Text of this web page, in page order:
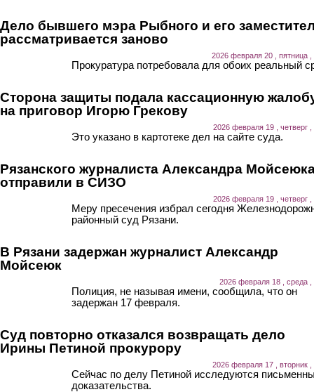
Дело бывшего мэра Рыбного и его
рассматривается заново
2026 февраля 20 , пятница ,
Прокуратура потребовала для обоих реальный
Сторона защиты подала кассационную
на приговор Игорю Грекову
2026 февраля 19 , четверг ,
Это указано в картотеке дел на сайте суда.
Рязанского журналиста Александра
отправили в СИЗО
2026 февраля 19 , четверг ,
Меру пресечения избрал сегодня
районный суд Рязани.
В Рязани задержан журналист Александр
Мойсеюк
2026 февраля 18 , среда ,
Полиция, не называя имени, сообщила, что он
задержан 17 февраля.
Суд повторно отказался возвращать дело
Ирины Петиной прокурору
2026 февраля 17 , вторник ,
Сейчас по делу Петиной исследуются
доказательства.